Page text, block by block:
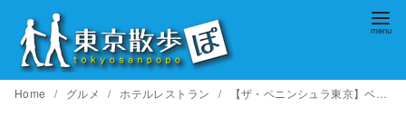
ンHome グルメ ホテルレストラン 【ザ・ペニンシュラ東京】ベルメゾンネットで買えるカタログギフトでプレミアムな体験をしてきた！